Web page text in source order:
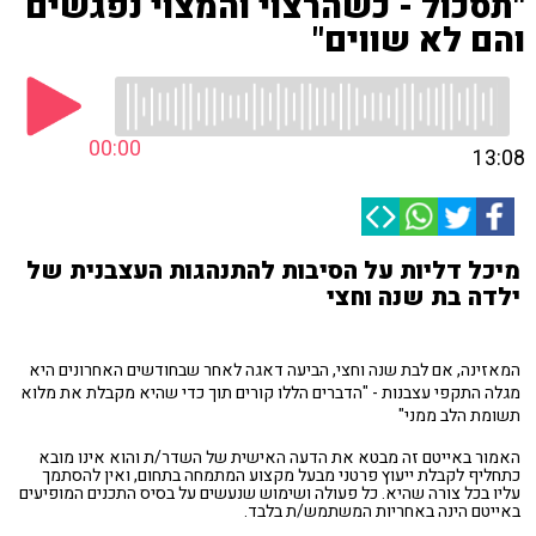
והם לא שווים"
00:00 13:08
מיכל דליות על הסיבות להתנהגות העצבנית של
ילדה בת שנה וחצי
המאזינה, אם לבת שנה וחצי, הביעה דאגה לאחר שבחודשים האחרונים היא
מגלה התקפי עצבנות - "הדברים הללו קורים תוך כדי שהיא מקבלת את מלוא
תשומת הלב ממני"
האמור באייטם זה מבטא את הדעה האישית של השדר/ת והוא אינו מובא
כתחליף לקבלת ייעוץ פרטני מבעל מקצוע המתמחה בתחום, ואין להסתמך
עליו בכל צורה שהיא. כל פעולה ושימוש שנעשים על בסיס התכנים המופיעים
באייטם הינה באחריות המשתמש/ת בלבד.